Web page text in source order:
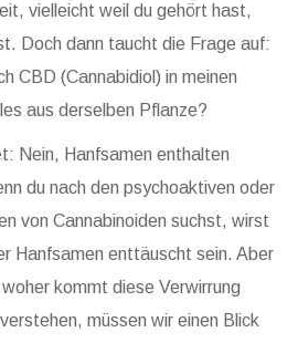
vielleicht weil du gehört hast,
Doch dann taucht die Frage auf:
CBD (Cannabidiol) in meinen
aus derselben Pflanze?
Nein, Hanfsamen enthalten
du nach den psychoaktiven oder
von Cannabinoiden suchst, wirst
Hanfsamen enttäuscht sein. Aber
kommt diese Verwirrung
müssen wir einen Blick